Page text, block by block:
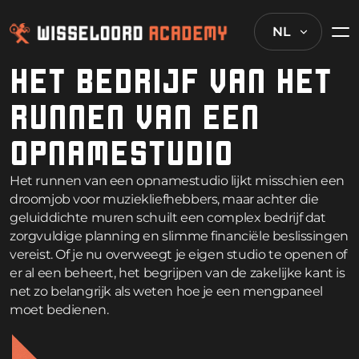
NL
HET BEDRIJF VAN HET
RUNNEN VAN EEN
OPNAMESTUDIO
Het runnen van een opnamestudio lijkt misschien een
droomjob voor muziekliefhebbers, maar achter die
geluiddichte muren schuilt een complex bedrijf dat
zorgvuldige planning en slimme financiële beslissingen
vereist. Of je nu overweegt je eigen studio te openen of
er al een beheert, het begrijpen van de zakelijke kant is
net zo belangrijk als weten hoe je een mengpaneel
moet bedienen.
De